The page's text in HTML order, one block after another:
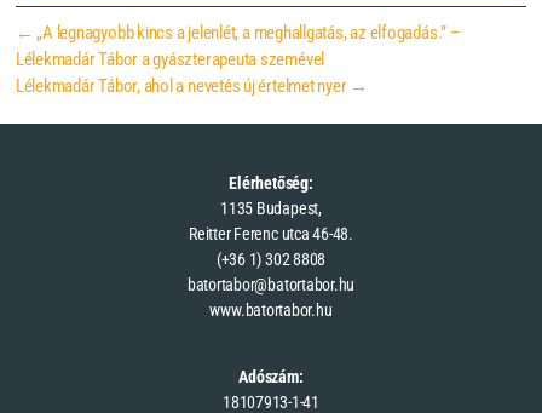
← „A legnagyobb kincs a jelenlét, a meghallgatás, az elfogadás.” –
Lélekmadár Tábor a gyászterapeuta szemével
Lélekmadár Tábor, ahol a nevetés új értelmet nyer →
Elérhetőség:
1135 Budapest,
Reitter Ferenc utca 46-48.
(+36 1) 302 8808
batortabor@batortabor.hu
www.batortabor.hu
Adószám:
18107913-1-41